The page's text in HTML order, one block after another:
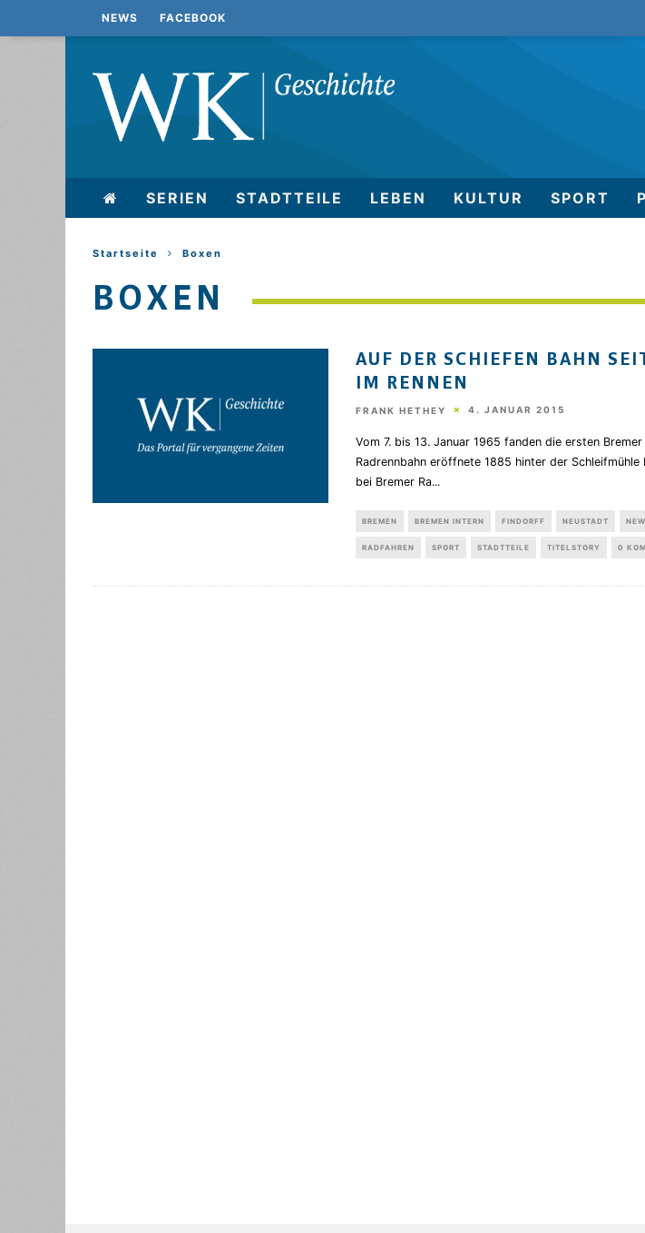
NEWS FACEBOOK
SERIEN STADTTEILE LEBEN KULTUR SPORT
Startseite Boxen
BOXEN
AUF DER SCHIEFEN BAHN
IM RENNEN
FRANK HETHEY 4. JANUAR 2015
Vom 7. bis 13. Januar 1965 fanden die ersten
Radrennbahn eröffnete 1885 hinter der Schleifmühle
bei Bremer Ra...
BREMEN BREMEN INTERN FINDORFF NEUSTADT
RADFAHREN SPORT STADTTEILE TITELSTORY 0